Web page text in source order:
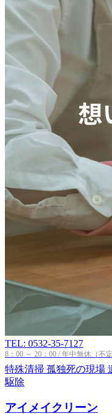
TEL: 0532-35-7127
8：00 ～ 20：00 / 年中無休（不
特殊清掃 孤独死の現場
駆除
アイメイクリーン